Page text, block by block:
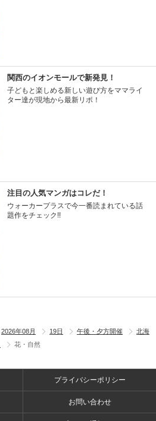
関西のイオンモールで新発見！
子どもと楽しめる新しい遊び方をママライ
ター達が現地から最新リポ！
注目の人気マンガはコレだ！
ウォーカープラスで今一番読まれている話
題作をチェック!!
2026年08月 19日 午後・夕方開催
北海
花・自然
プライバシーポリシー
お問い合わせ